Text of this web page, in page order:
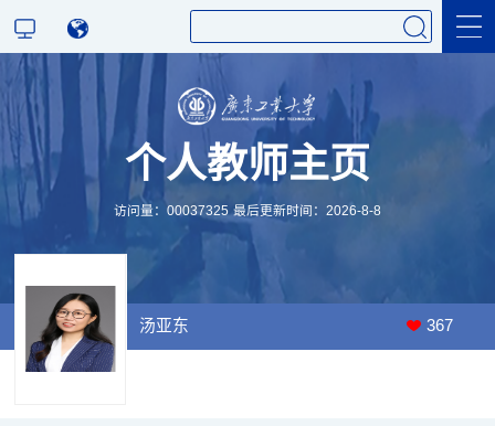
科学研究
教学研究
个人教师主页
访问量： 00037325 最后更新时间： 2026-8-8
汤亚东 367